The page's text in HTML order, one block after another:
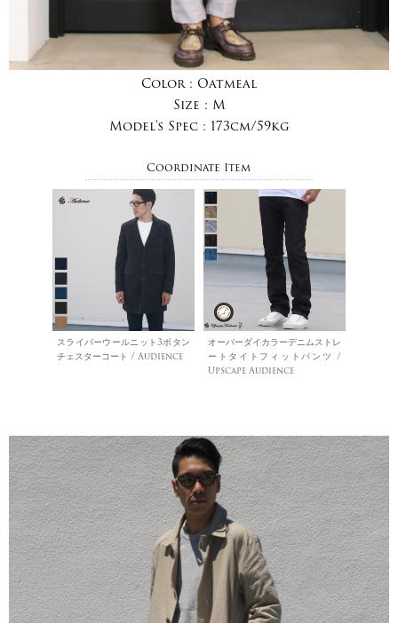
Color : Oatmeal
Size : M
Model's Spec : 173cm/59kg
Coordinate Item
スライバーウールニット3ボタン
チェスターコート / Audience
オーバーダイカラーデニムストレ
ートタイトフィットパンツ /
Upscape Audience